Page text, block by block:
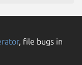
, file bugs in